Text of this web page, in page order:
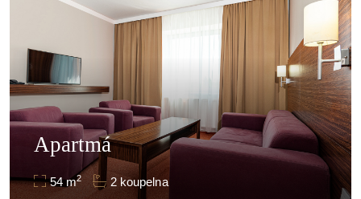
Apartmá
54 m2 2 koupelna